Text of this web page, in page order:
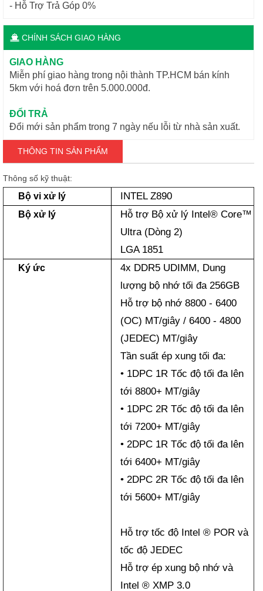
- Hỗ Trợ Trả Góp 0%
CHÍNH SÁCH GIAO HÀNG
GIAO HÀNG
Miễn phí giao hàng trong nội thành TP.HCM bán kính
5km với hoá đơn trên 5.000.000đ.
ĐỔI TRẢ
Đổi mới sản phẩm trong 7 ngày nếu lỗi từ nhà sản xuất.
THÔNG TIN SẢN PHẨM
Thông số kỹ thuật:
Bộ vi xử lý INTEL Z890
Bộ xử lý
Hỗ trợ Bộ xử lý Intel® Core™
Ultra (Dòng 2)
LGA 1851
Ký ức
4x DDR5 UDIMM, Dung
lượng bộ nhớ tối đa 256GB
Hỗ trợ bộ nhớ 8800 - 6400
(OC) MT/giây / 6400 - 4800
(JEDEC) MT/giây
Tần suất ép xung tối đa:
• 1DPC 1R Tốc độ tối đa lên
tới 8800+ MT/giây
• 1DPC 2R Tốc độ tối đa lên
tới 7200+ MT/giây
• 2DPC 1R Tốc độ tối đa lên
tới 6400+ MT/giây
• 2DPC 2R Tốc độ tối đa lên
tới 5600+ MT/giây
Hỗ trợ tốc độ Intel ® POR và
tốc độ JEDEC
Hỗ trợ ép xung bộ nhớ và
Intel ® XMP 3.0